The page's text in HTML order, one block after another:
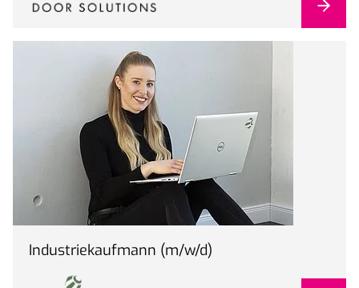
Industriekaufmann (m/w/d)